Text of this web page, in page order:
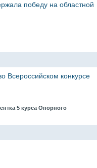
победу на областной
Всероссийском конкурсе
5 курса Опорного